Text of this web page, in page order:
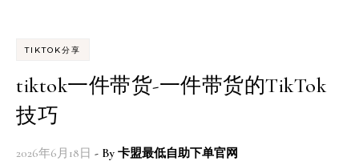
TIKTOK分享
tiktok一件带货-一件带货的TikTok
技巧
2026年6月18日 - By 卡盟最低自助下单官网